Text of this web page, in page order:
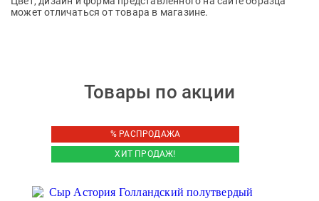
может отличаться от товара в магазине.
Товары по акции
% РАСПРОДАЖА
ХИТ ПРОДАЖ!